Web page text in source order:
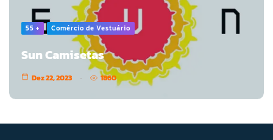
55 + Comércio de Vestuário
Sun Camisetas
Dez 22, 2023 1860